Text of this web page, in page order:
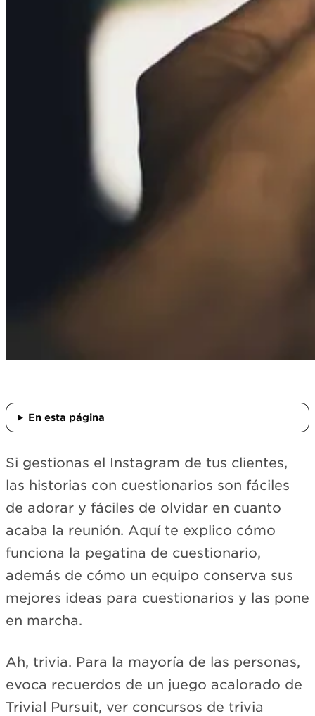
En esta página
Si gestionas el Instagram de tus clientes,
las historias con cuestionarios son fáciles
de adorar y fáciles de olvidar en cuanto
acaba la reunión. Aquí te explico cómo
funciona la pegatina de cuestionario,
además de cómo un equipo conserva sus
mejores ideas para cuestionarios y las pone
en marcha.
Ah, trivia. Para la mayoría de las personas,
evoca recuerdos de un juego acalorado de
Trivial Pursuit, ver concursos de trivia